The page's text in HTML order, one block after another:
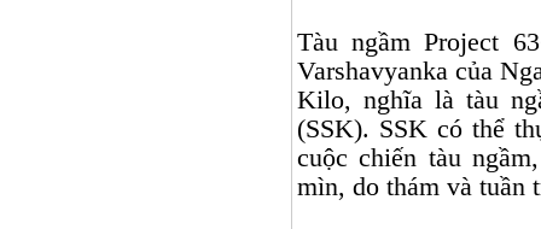
Tàu ngầm Project
Varshavyanka của
Kilo, nghĩa là tàu
(SSK). SSK có thể
cuộc chiến tàu
mìn, do thám và tuần